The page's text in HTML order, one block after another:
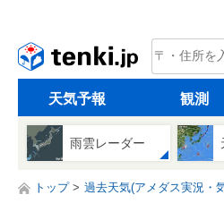
tenki.jp
天気予報 観測
雨雲レーダー
トップ 過去天気(アメダス実況・